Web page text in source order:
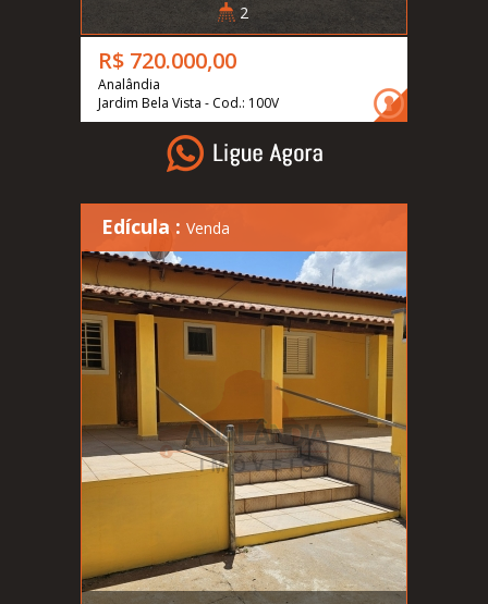
2
R$ 720.000,00
Analândia
Jardim Bela Vista - Cod.: 100V
Edícula : Venda